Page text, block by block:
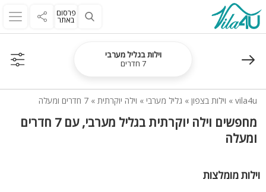
פרסום
באתר
וילות בגליל מערבי
7 חדרים
vila4u
» וילות בצפון » גליל מערבי » וילה יוקרתית » 7 חדרים ומעלה
מחפשים וילה יוקרתית בגליל מערבי, עם 7 חדרים
ומעלה
וילות מומלצות